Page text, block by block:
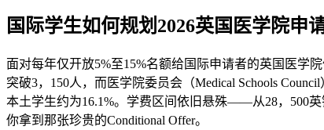
国际学生如何规划2026英国医学院申
面对每年仅开放5%至15%名额给国际申请者的英国医学
突破3，150人，而医学院委员会（Medical Schools
本土学生约为16.1%。学费区间依旧悬殊——从28，500
你拿到那张珍贵的Conditional Offer。